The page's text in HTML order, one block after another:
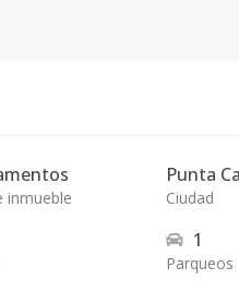
inmueble
Punta
Ciudad
1
Parqueos